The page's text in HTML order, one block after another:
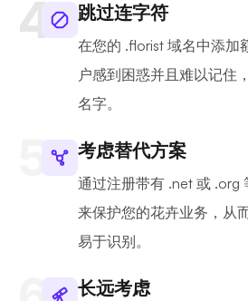
跳过连字符
在您的 .florist 域名中添加
户感到困惑并且难以记住
名字。
考虑替代方案
通过注册带有 .net 或 .org
来保护您的花卉业务，从
易于识别。
长远考虑